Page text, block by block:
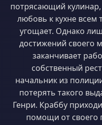
потрясающий
любовь к кухне всем
угощает. Однако
достижений своего
заканчивает
собственный
начальник из
потерять такого
Генри. Краббу
помощи от своего